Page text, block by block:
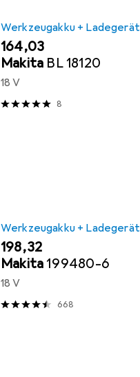
Werkzeugakku + Ladegerät
EUR
164,03
Makita BL 18120
18 V
8
Werkzeugakku + Ladegerät
EUR
198,32
Makita 199480-6
18 V
668